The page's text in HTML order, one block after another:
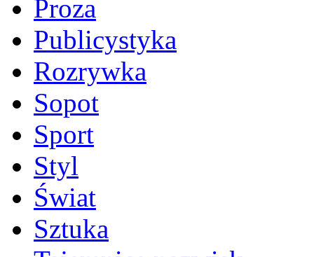
Proza
Publicystyka
Rozrywka
Sopot
Sport
Styl
Świat
Sztuka